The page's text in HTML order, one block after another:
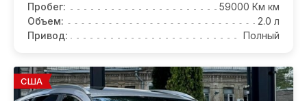
Пробег:
59000 Км км
Объем:
2.0 л
Привод:
Полный
США